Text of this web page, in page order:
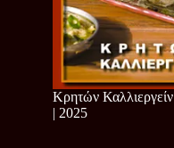
Κρητών Καλλιεργείν
| 2025